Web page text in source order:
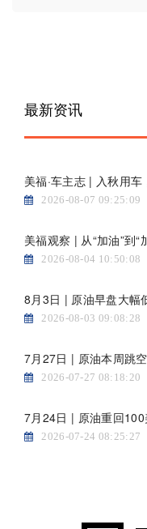
最新资讯
美福·车主志 | 入秋用车
2026-08-07 09:25:09
美福观察 | 从“加油”到
2026-08-04 10:50:08
8月3日 | 原油早盘大幅
2026-08-03 09:08:28
7月27日 | 原油本周跳
2026-07-27 08:18:20
7月24日 | 原油重回
2026-07-24 08:25:27